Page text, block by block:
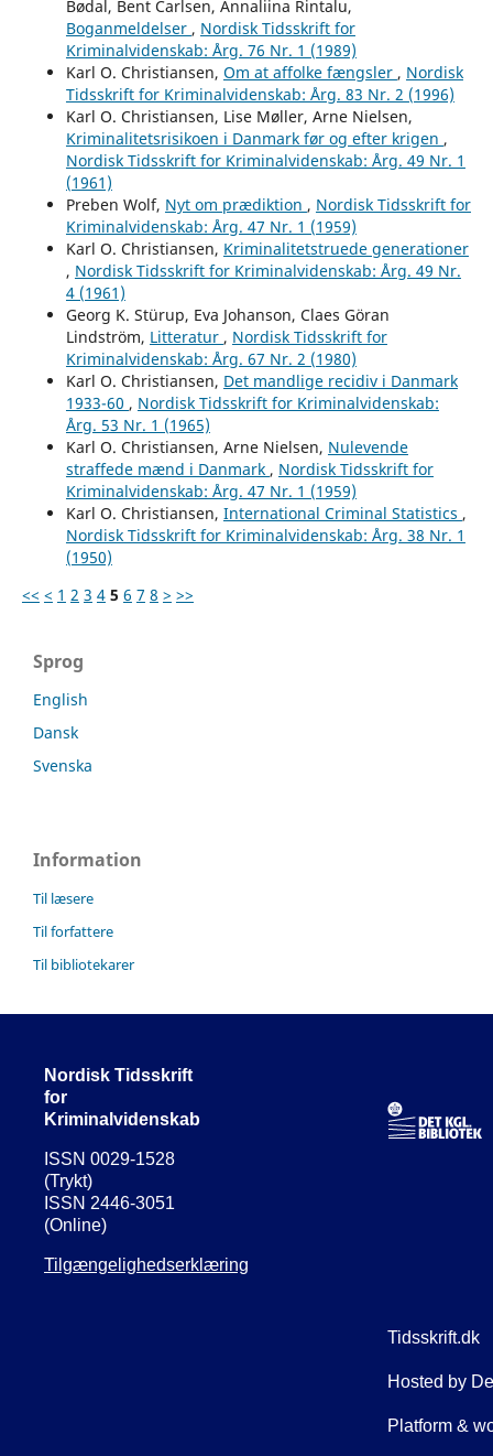
Bødal, Bent Carlsen, Annaliina Rintalu,
Boganmeldelser , Nordisk Tidsskrift for
Kriminalvidenskab: Årg. 76 Nr. 1 (1989)
Karl O. Christiansen, Om at affolke fængsler , Nordisk
Tidsskrift for Kriminalvidenskab: Årg. 83 Nr. 2 (1996)
Karl O. Christiansen, Lise Møller, Arne Nielsen,
Kriminalitetsrisikoen i Danmark før og efter krigen ,
Nordisk Tidsskrift for Kriminalvidenskab: Årg. 49 Nr. 1
(1961)
Preben Wolf, Nyt om prædiktion , Nordisk Tidsskrift for
Kriminalvidenskab: Årg. 47 Nr. 1 (1959)
Karl O. Christiansen, Kriminalitetstruede generationer
, Nordisk Tidsskrift for Kriminalvidenskab: Årg. 49 Nr.
4 (1961)
Georg K. Stürup, Eva Johanson, Claes Göran
Lindström, Litteratur , Nordisk Tidsskrift for
Kriminalvidenskab: Årg. 67 Nr. 2 (1980)
Karl O. Christiansen, Det mandlige recidiv i Danmark
1933-60 , Nordisk Tidsskrift for Kriminalvidenskab:
Årg. 53 Nr. 1 (1965)
Karl O. Christiansen, Arne Nielsen, Nulevende
straffede mænd i Danmark , Nordisk Tidsskrift for
Kriminalvidenskab: Årg. 47 Nr. 1 (1959)
Karl O. Christiansen, International Criminal Statistics ,
Nordisk Tidsskrift for Kriminalvidenskab: Årg. 38 Nr. 1
(1950)
<< < 1 2 3 4 5 6 7 8 > >>
Sprog
English
Dansk
Svenska
Information
Til læsere
Til forfattere
Til bibliotekarer
Nordisk Tidsskrift
for
Kriminalvidenskab
ISSN 0029-1528
(Trykt)
ISSN 2446-3051
(Online)
Tilgængelighedserklæring